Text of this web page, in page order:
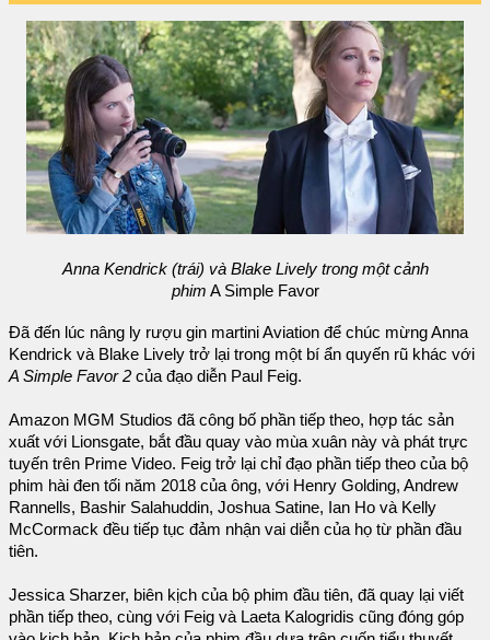
Anna Kendrick (trái) và Blake Lively trong một cảnh
phim A Simple Favor
Đã đến lúc nâng ly rượu gin martini Aviation để chúc mừng Anna
Kendrick và Blake Lively trở lại trong một bí ẩn quyến rũ khác với
A Simple Favor 2 của đạo diễn Paul Feig.
Amazon MGM Studios đã công bố phần tiếp theo, hợp tác sản
xuất với Lionsgate, bắt đầu quay vào mùa xuân này và phát trực
tuyến trên Prime Video. Feig trở lại chỉ đạo phần tiếp theo của bộ
phim hài đen tối năm 2018 của ông, với Henry Golding, Andrew
Rannells, Bashir Salahuddin, Joshua Satine, Ian Ho và Kelly
McCormack đều tiếp tục đảm nhận vai diễn của họ từ phần đầu
tiên.
Jessica Sharzer, biên kịch của bộ phim đầu tiên, đã quay lại viết
phần tiếp theo, cùng với Feig và Laeta Kalogridis cũng đóng góp